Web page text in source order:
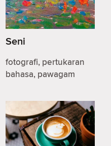
Seni
fotografi, pertukaran
bahasa, pawagam